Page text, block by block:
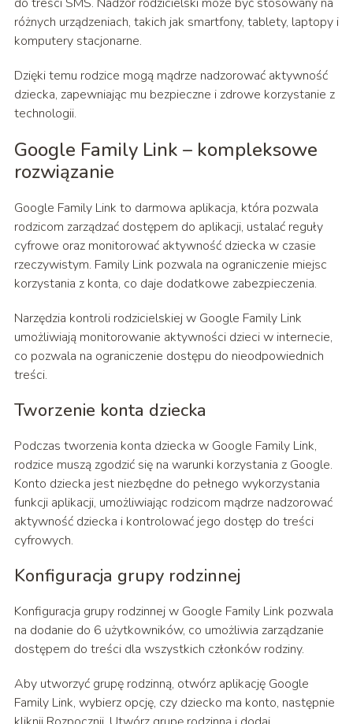
różnych urządzeniach, takich jak smartfony, tablety, laptopy i
komputery stacjonarne.
Dzięki temu rodzice mogą mądrze nadzorować aktywność
dziecka, zapewniając mu bezpieczne i zdrowe korzystanie z
technologii.
Google Family Link – kompleksowe
rozwiązanie
Google Family Link to darmowa aplikacja, która pozwala
rodzicom zarządzać dostępem do aplikacji, ustalać reguły
cyfrowe oraz monitorować aktywność dziecka w czasie
rzeczywistym. Family Link pozwala na ograniczenie miejsc
korzystania z konta, co daje dodatkowe zabezpieczenia.
Narzędzia kontroli rodzicielskiej w Google Family Link
umożliwiają monitorowanie aktywności dzieci w internecie,
co pozwala na ograniczenie dostępu do nieodpowiednich
treści.
Tworzenie konta dziecka
Podczas tworzenia konta dziecka w Google Family Link,
rodzice muszą zgodzić się na warunki korzystania z Google.
Konto dziecka jest niezbędne do pełnego wykorzystania
funkcji aplikacji, umożliwiając rodzicom mądrze nadzorować
aktywność dziecka i kontrolować jego dostęp do treści
cyfrowych.
Konfiguracja grupy rodzinnej
Konfiguracja grupy rodzinnej w Google Family Link pozwala
na dodanie do 6 użytkowników, co umożliwia zarządzanie
dostępem do treści dla wszystkich członków rodziny.
Aby utworzyć grupę rodzinną, otwórz aplikację Google
Family Link, wybierz opcję, czy dziecko ma konto, następnie